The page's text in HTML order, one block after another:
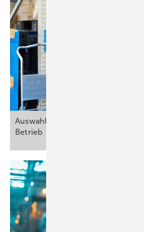
Auswahl und Einsatz von
Betrieb